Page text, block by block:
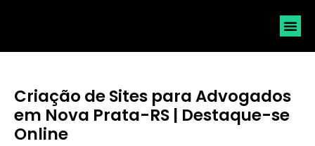
Criação de Sites para Advogados
em Nova Prata-RS | Destaque-se
Online